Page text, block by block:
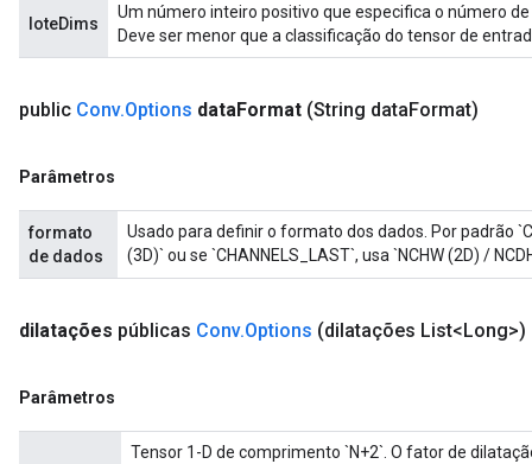
loteDims
Um número inteiro positivo que especifica o número
Deve ser menor que a classificação do tensor de
public Conv.Options dataFormat (String dataFormat)
Parâmetros
formato
de dados
Usado para definir o formato dos dados. Por padrão
(3D)` ou se `CHANNELS_LAST`, usa `NCHW (2D) /
dilatações públicas Conv.Options (dilatações List<Long>)
Parâmetros
Tensor 1-D de comprimento `N+2`. O fator de